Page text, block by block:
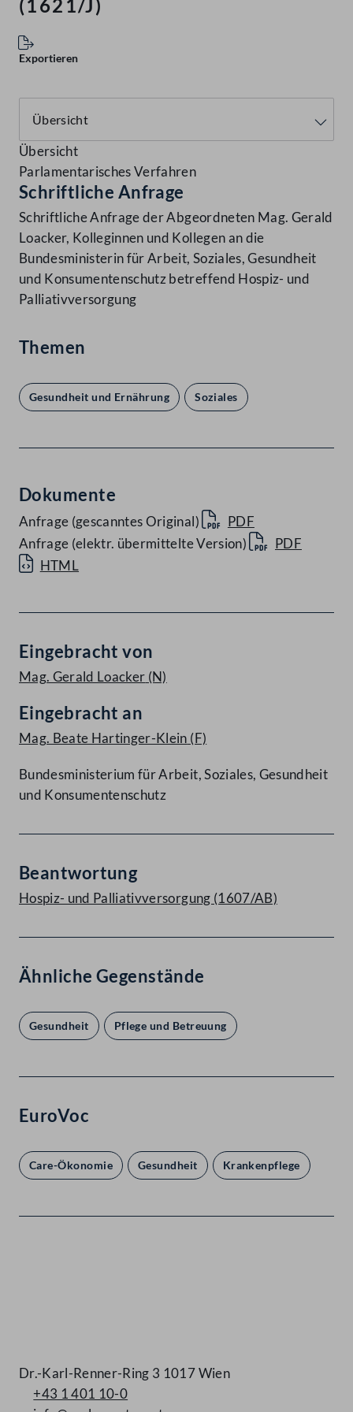
(1621/J)
Exportieren
Übersicht
Parlamentarisches Verfahren
Schriftliche Anfrage
Schriftliche Anfrage der Abgeordneten Mag. Gerald
Loacker, Kolleginnen und Kollegen an die
Bundesministerin für Arbeit, Soziales, Gesundheit
und Konsumentenschutz betreffend Hospiz- und
Palliativversorgung
Themen
Gesundheit und Ernährung Soziales
Dokumente
Anfrage (gescanntes Original)
PDF
Anfrage (elektr. übermittelte Version)
PDF
HTML
Eingebracht von
Mag. Gerald Loacker (N)
Eingebracht an
Mag. Beate Hartinger-Klein (F)
Bundesministerium für Arbeit, Soziales, Gesundheit
und Konsumentenschutz
Beantwortung
Hospiz- und Palliativversorgung (1607/AB)
Ähnliche Gegenstände
Gesundheit Pflege und Betreuung
EuroVoc
Care-Ökonomie Gesundheit Krankenpflege
Dr.-Karl-Renner-Ring 3 1017 Wien
+43 1 401 10-0